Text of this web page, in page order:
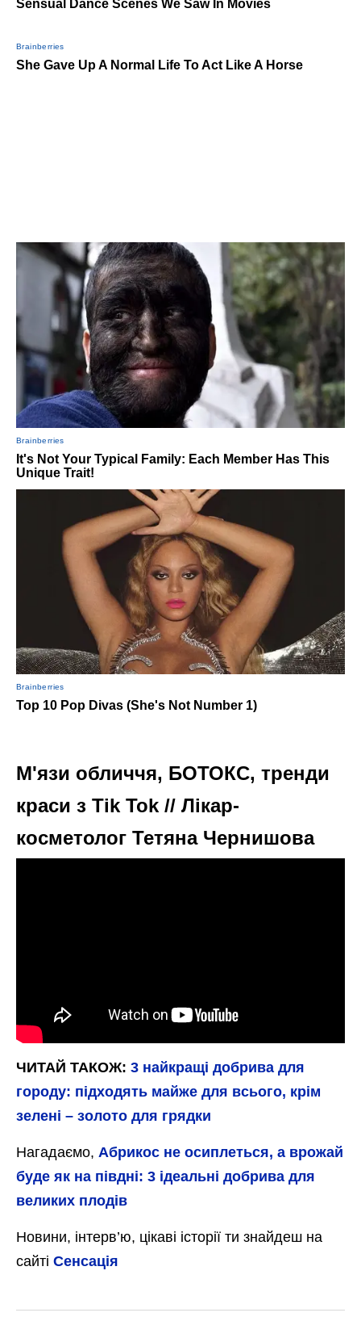
М'язи обличчя, БОТОКС, тренди
краси з Tik Tok // Лікар-
косметолог Тетяна Чернишова
ЧИТАЙ ТАКОЖ: 3 найкращі добрива для
городу: підходять майже для всього, крім
зелені – золото для грядки
Нагадаємо, Абрикос не осиплеться, а врожай
буде як на півдні: 3 ідеальні добрива для
великих плодів
Новини, інтерв’ю, цікаві історії ти знайдеш на
сайті Сенсація